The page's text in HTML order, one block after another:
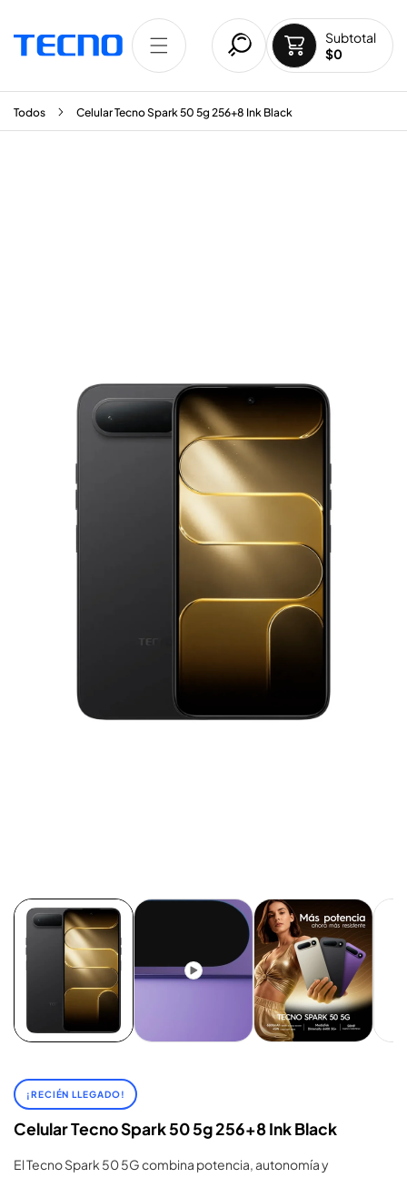
Subtotal
$0
Todos Celular Tecno Spark 50 5g 256+8 Ink Black
¡RECIÉN LLEGADO!
Celular Tecno Spark 50 5g 256+8 Ink Black
El Tecno Spark 50 5G combina potencia, autonomía y